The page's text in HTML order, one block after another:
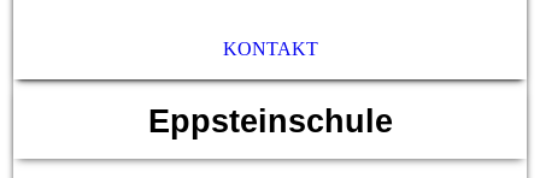
KONTAKT
Eppsteinschule